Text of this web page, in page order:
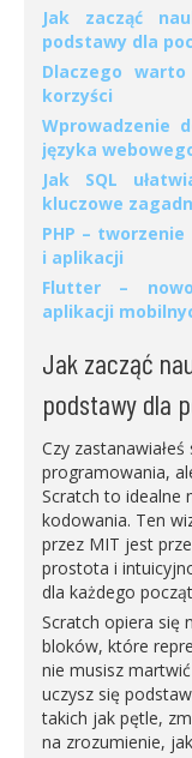
Jak zacząć
podstawy dla
Dlaczego
korzyści
Wprowadzenie
języka
Jak SQL
kluczowe
PHP –
i aplikacji
Flutter –
aplikacji
Jak zacząć
podstawy dla
Czy
programowania,
Scratch to idealne
kodowania. Ten
przez MIT jest
prostota i
dla każdego
Scratch opiera się
bloków, które
nie musisz
uczysz się
takich jak pętle,
na zrozumienie,